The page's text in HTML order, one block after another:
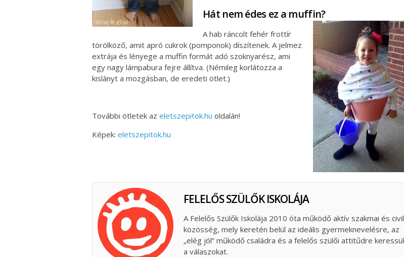
Hát nem édes ez a muffin?
A hab ráncolt fehér frottír
törölköző, amit apró cukrok (pomponok) díszítenek. A jelmez
extrája és lényege a muffin formát adó szoknyarész, ami
egy nagy lámpabura fejre állítva. (Némileg korlátozza a
kislányt a mozgásban, de eredeti ötlet.)
További ötletek az eletszepitok.hu oldalán!
Képek: eletszepitok.hu
FELELŐS SZÜLŐK ISKOLÁJA
A Felelős Szülők Iskolája 2010 óta működő aktív szakmai és civil
közösség, mely keretén belül az ideális gyermeknevelésre, az
„elég jól” működő családra és a felelős szülői attitűdre
a válaszokat.